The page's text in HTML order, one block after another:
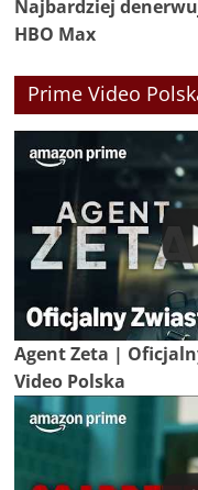
Najbardziej
HBO Max
Prime Video
Agent Zeta |
Video Polska